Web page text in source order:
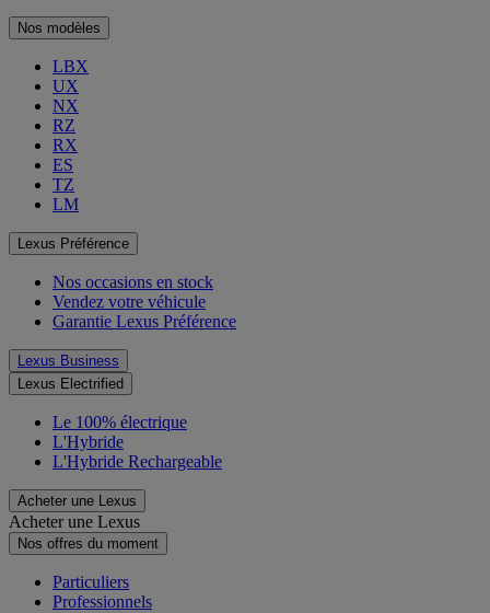
Nos modèles
LBX
UX
NX
RZ
RX
ES
TZ
LM
Lexus Préférence
Nos occasions en stock
Vendez votre véhicule
Garantie Lexus Préférence
Lexus Business
Lexus Electrified
Le 100% électrique
L'Hybride
L'Hybride Rechargeable
Acheter une Lexus
Acheter une Lexus
Nos offres du moment
Particuliers
Professionnels